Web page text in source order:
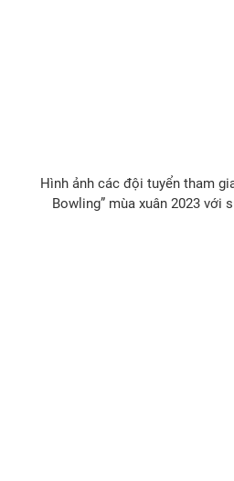
Hình ảnh các đội tuyển tham
Bowling” mùa xuân 2023 với